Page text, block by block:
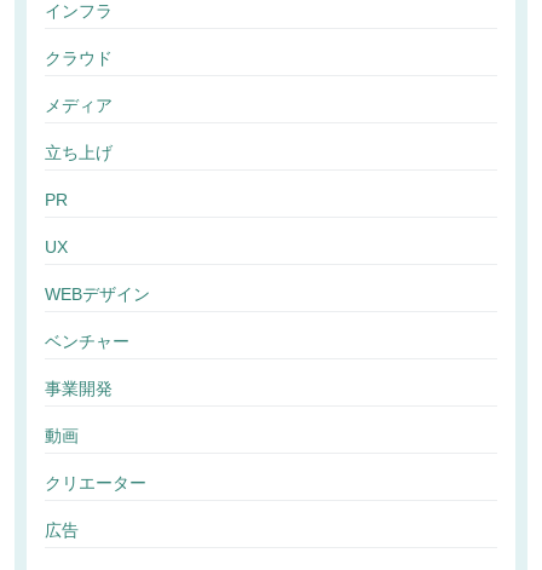
インフラ
クラウド
メディア
立ち上げ
PR
UX
WEBデザイン
ベンチャー
事業開発
動画
クリエーター
広告